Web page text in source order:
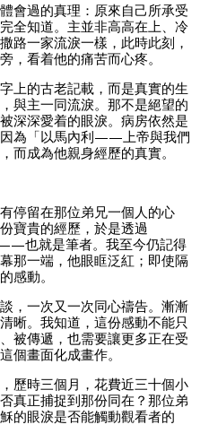
會過的真理：原來自己所承受
全知道。主並非高高在上、冷
路一家流淚一樣，此時此刻，
，看着他的痛苦而心疼。
上的古老記載，而是真實的生
與主一同流淚。那不是絕望的
深深愛着的眼淚。病房依然是
為「以馬內利——上帝與我們
而成為他親身經歷的真實。
停留在那位弟兄一個人的心
寶貴的經歷，於是透過
也就是筆者。我至今仍記得
那一端，他眼眶泛紅；即使隔
感動。
，一次又一次同心禱告。漸漸
晰。我知道，這份感動不能只
被傳遞，也需要讓更多正在受
個畫面化成畫作。
歷時三個月，花費近三十個小
真正捕捉到那份同在？那位弟
的眼淚是否能觸動觀看者的